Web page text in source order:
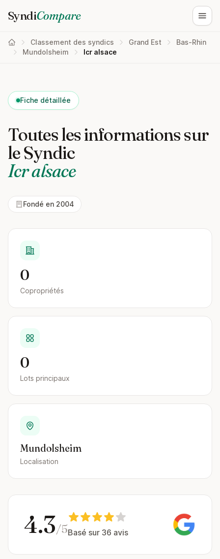
SyndiCompare
Classement des syndics Grand Est
Bas-Rhin
Mundolsheim
Icr alsace
Fiche détaillée
Toutes les informations sur
le Syndic
Icr alsace
Fondé en 2004
0
Copropriétés
0
Lots principaux
Mundolsheim
Localisation
4.3/5Basé sur 36 avis